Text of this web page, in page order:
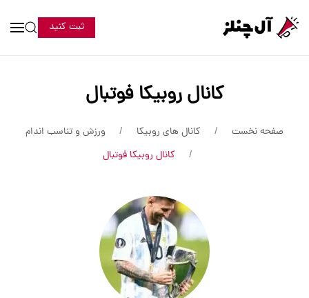
ثبت کنید
کانال روبیکا فوتبال
صفحه نخست کانال های روبیکا
ورزش و تناسب اندام
کانال روبیکا فوتبال